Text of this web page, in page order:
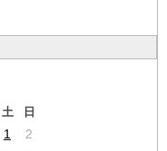
土 日
1
2